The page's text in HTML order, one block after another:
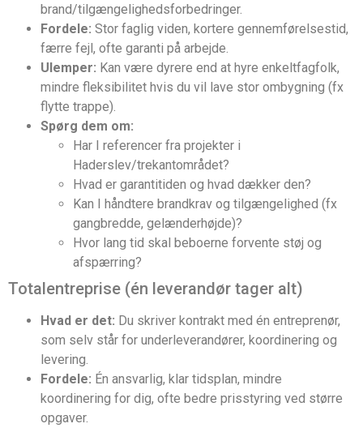
brand/tilgængelighedsforbedringer.
Fordele: Stor faglig viden, kortere gennemførelsestid,
færre fejl, ofte garanti på arbejde.
Ulemper: Kan være dyrere end at hyre enkeltfagfolk,
mindre fleksibilitet hvis du vil lave stor ombygning (fx
flytte trappe).
Spørg dem om:
Har I referencer fra projekter i
Haderslev/trekantområdet?
Hvad er garantitiden og hvad dækker den?
Kan I håndtere brandkrav og tilgængelighed (fx
gangbredde, gelænderhøjde)?
Hvor lang tid skal beboerne forvente støj og
afspærring?
Totalentreprise (én leverandør tager alt)
Hvad er det: Du skriver kontrakt med én entreprenør,
som selv står for underleverandører, koordinering og
levering.
Fordele: Én ansvarlig, klar tidsplan, mindre
koordinering for dig, ofte bedre prisstyring ved større
opgaver.